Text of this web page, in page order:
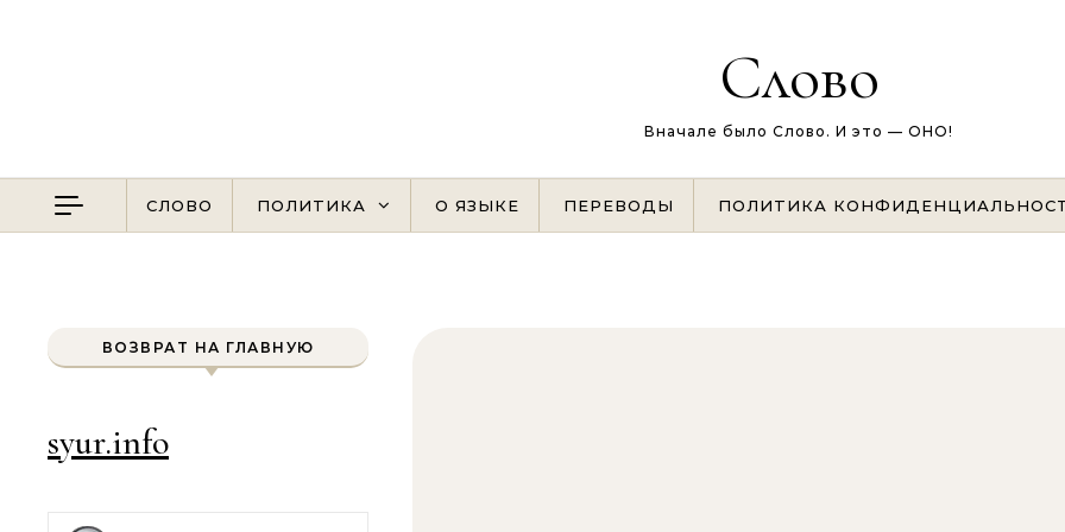
Слово
Вначале было Слово. И это — ОНО!
СЛОВО ПОЛИТИКА О ЯЗЫКЕ ПЕРЕВОДЫ ПОЛИТИКА
ВОЗВРАТ НА ГЛАВНУЮ
syur.info